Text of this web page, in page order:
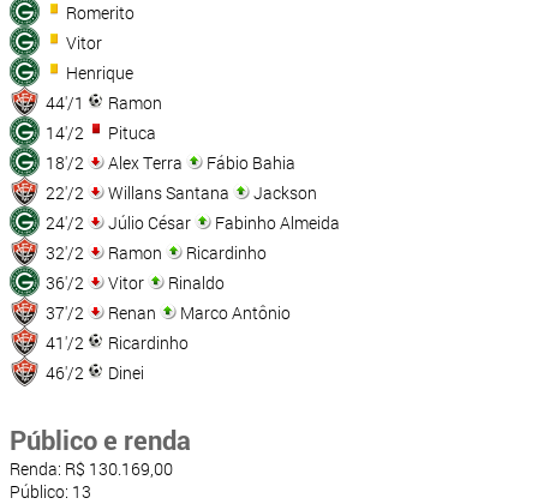
Romerito
Vitor
Henrique
44'/1
Ramon
14'/2
Pituca
18'/2
Alex Terra
Fábio Bahia
22'/2
Willans Santana
Jackson
24'/2
Júlio César
Fabinho Almeida
32'/2
Ramon
Ricardinho
36'/2
Vitor
Rinaldo
37'/2
Renan
Marco Antônio
41'/2
Ricardinho
46'/2
Dinei
Público e renda
Renda: R$ 130.169,00
Público: 13